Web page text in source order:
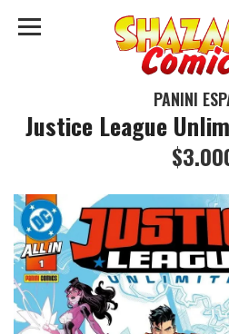
PANINI
Justice League